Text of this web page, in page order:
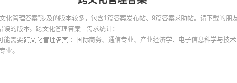
化管理答案”涉及的版本较多，包含1篇答案发布帖、9篇答案求助帖。请下载的朋
误的版本。 跨文化管理答案 - 需求统计：
能需要
：国际商务、通信专业、产业经济学、电子信息科学与技
业。